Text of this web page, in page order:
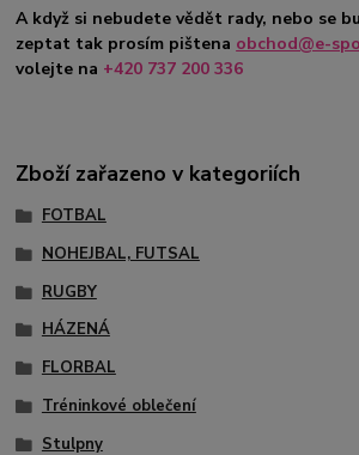
A když si nebudete vědět rady, nebo se
zeptat tak prosím pištena obchod@e-
volejte na +420 737 200 336
Zboží zařazeno v kategoriích
FOTBAL
NOHEJBAL, FUTSAL
RUGBY
HÁZENÁ
FLORBAL
Tréninkové oblečení
Stulpny